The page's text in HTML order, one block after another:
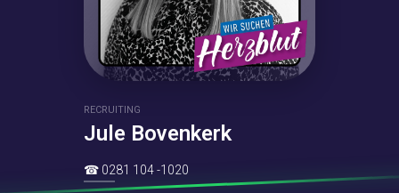
RECRUITING
Jule Bovenkerk
☎ 0281 104 -1020